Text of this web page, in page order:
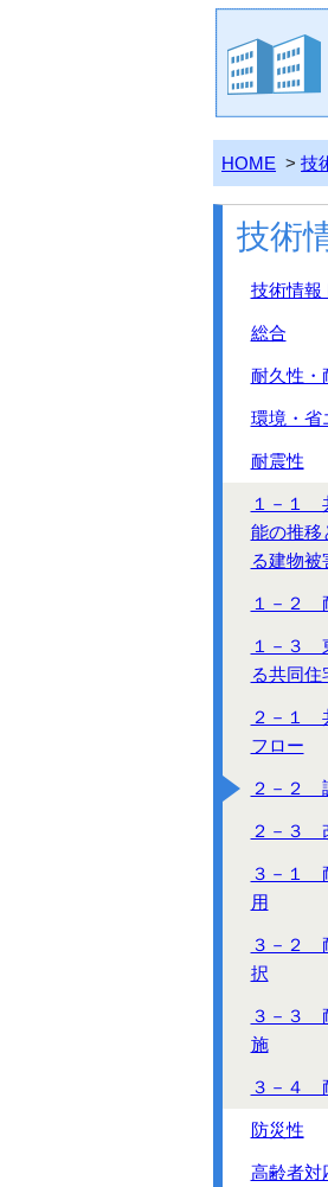
HOME >技
技術
技術情報
総合
耐久性・
環境・省
耐震性
１－１
能の推移
る建物被
１－２
１－３
る共同住
２－１
フロー
２－２
２－３
３－１
用
３－２
択
３－３
施
３－４
防災性
高齢者対